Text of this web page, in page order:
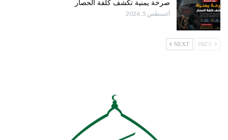
صرخة يمنية تكشف كلفة الحصار
أغسطس 5, 2026
NEXT